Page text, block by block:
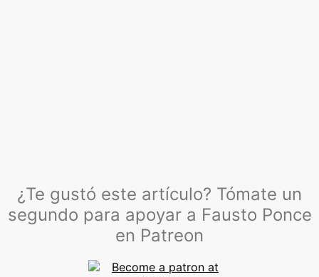
¿Te gustó este artículo? Tómate un
segundo para apoyar a Fausto Ponce
en Patreon